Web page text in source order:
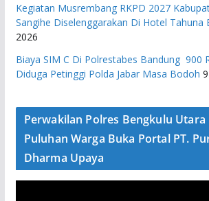
Kegiatan Musrembang RKPD 2027
Sangihe Diselenggarakan Di Hotel Tahuna
2026
Biaya SIM C Di Polrestabes Bandung 900
Diduga Petinggi Polda Jabar Masa Bodoh
Perwakilan Polres Bengkulu
Puluhan Warga Buka Portal PT.
Dharma Upaya